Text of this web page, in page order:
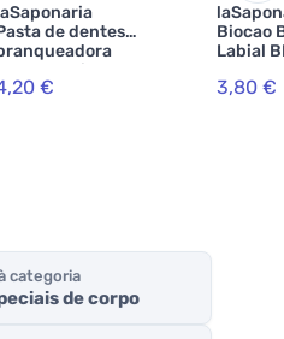
de dentes
WonderWhite -
de menta e
€
Biocao
Labial
3,80 €
categoria
de corpo